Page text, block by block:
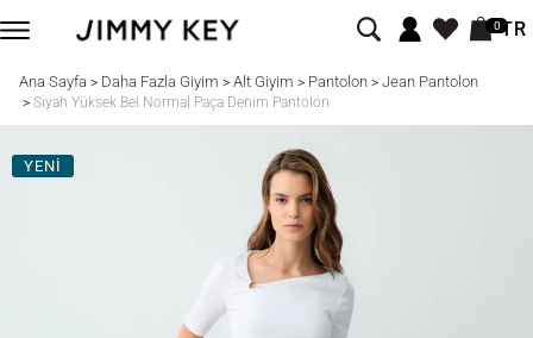
0TR
Ana Sayfa > Daha Fazla Giyim > Alt Giyim > Pantolon> Jean Pantolon
> Siyah Yüksek Bel Normal Paça Denim Pantolon
YENİ